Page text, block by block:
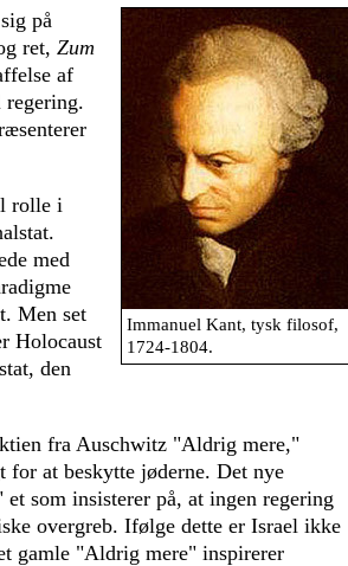
Immanuel Kant, tysk filosof,
1724-1804.
på
ret, Zum
af
regering.
rolle i
med
Men set
Holocaust
den
fra Auschwitz "Aldrig mere,"
at beskytte jøderne. Det nye
som insisterer på, at ingen regering
overgreb. Ifølge dette er Israel ikke
gamle "Aldrig mere" inspirerer